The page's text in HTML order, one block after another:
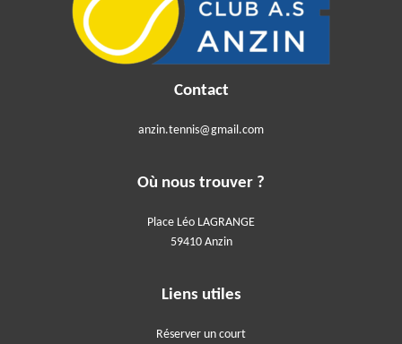
Contact
anzin.tennis@gmail.com
Où nous trouver ?
Place Léo LAGRANGE
59410 Anzin
Liens utiles
Réserver un court